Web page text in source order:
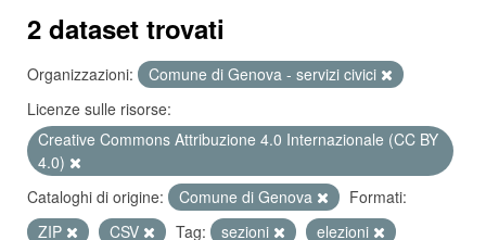
2 dataset trovati
Organizzazioni:
Comune di Genova - servizi civici
Licenze sulle risorse:
Creative Commons Attribuzione 4.0 Internazionale (CC BY
4.0)
Cataloghi di origine:
Comune di Genova
Formati:
ZIP
CSV Tag: sezioni
elezioni